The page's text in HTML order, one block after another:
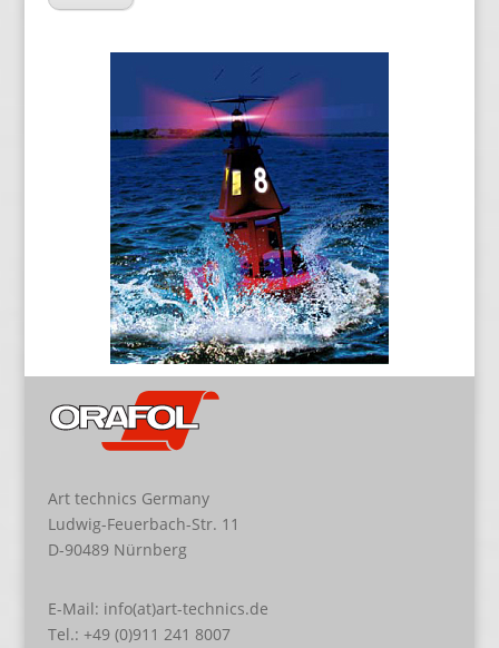
Art technics Germany
Ludwig-Feuerbach-Str. 11
D-90489 Nürnberg
E-Mail: info(at)art-technics.de
Tel.: +49 (0)911 241 8007